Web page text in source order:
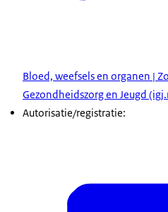
Bloed, weefsels en organen |
Gezondheidszorg en Jeugd
Autorisatie/registratie: